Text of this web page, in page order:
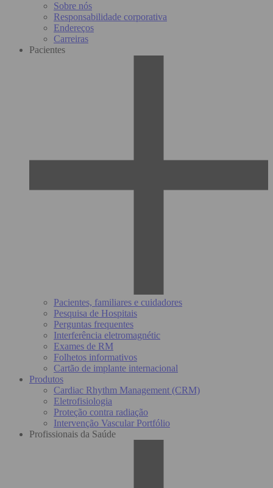
Sobre nós
Responsabilidade corporativa
Endereços
Carreiras
Pacientes
Pacientes, familiares e cuidadores
Pesquisa de Hospitais
Perguntas frequentes
Interferência eletromagnétic
Exames de RM
Folhetos informativos
Cartão de implante internacional
Produtos
Cardiac Rhythm Management (CRM)
Eletrofisiologia
Proteção contra radiação
Intervenção Vascular Portfólio
Profissionais da Saúde